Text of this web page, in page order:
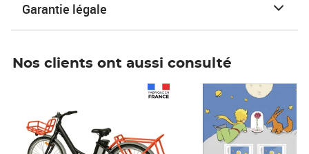
Garantie légale
Nos clients ont aussi consulté
Prix 7,50€